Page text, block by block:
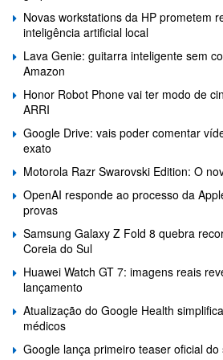
Novas workstations da HP prometem
inteligência artificial local
Lava Genie: guitarra inteligente sem
Amazon
Honor Robot Phone vai ter modo de
ARRI
Google Drive: vais poder comentar
exato
Motorola Razr Swarovski Edition: O
OpenAI responde ao processo da
provas
Samsung Galaxy Z Fold 8 quebra
Coreia do Sul
Huawei Watch GT 7: imagens reais
lançamento
Atualização do Google Health
médicos
Google lança primeiro teaser oficial